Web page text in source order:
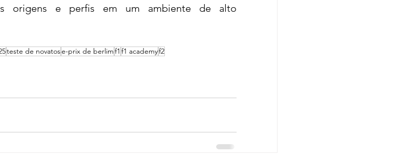
origens e perfis em um ambiente de alto
teste de novatose-prix de berlimf1 f1 academyf2